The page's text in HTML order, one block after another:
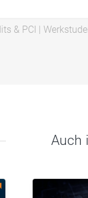
& PCI |
Auch